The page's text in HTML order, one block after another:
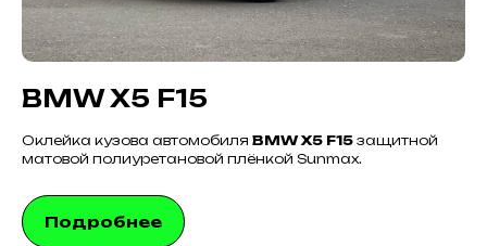
BMW X5 F15
Оклейка кузова автомобиля BMW X5 F15 защитной
матовой полиуретановой плёнкой Sunmax.
Подробнее